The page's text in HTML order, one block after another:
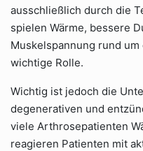
ausschließlich durch die
spielen Wärme, bessere
Muskelspannung rund
wichtige Rolle.
Wichtig ist jedoch die
degenerativen und
viele Arthrosepatienten
reagieren Patienten mit